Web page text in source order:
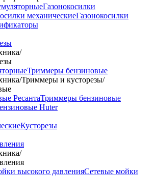
Газонокосилки
механическиеГазонокосилки
/
Триммеры бензиновые
/Триммеры и кусторезы/
РесантаТриммеры бензиновые
Huter
Кусторезы
/
высокого давленияСетевые мойки